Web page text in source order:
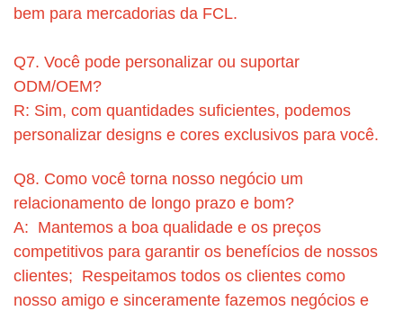
bem para mercadorias da FCL.
Q7. Você pode personalizar ou suportar
ODM/OEM?
R: Sim, com quantidades suficientes, podemos
personalizar designs e cores exclusivos para você.
Q8. Como você torna nosso negócio um
relacionamento de longo prazo e bom?
A: Mantemos a boa qualidade e os preços
competitivos para garantir os benefícios de nossos
clientes; Respeitamos todos os clientes como
nosso amigo e sinceramente fazemos negócios e